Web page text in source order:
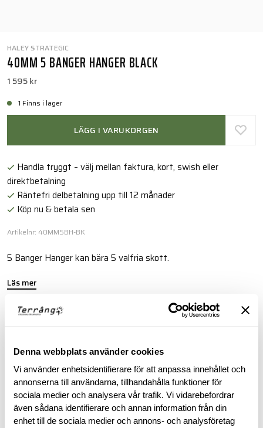
Denna webbplats använder cookies
Vi använder enhetsidentifierare för att anpassa innehållet och
annonserna till användarna, tillhandahålla funktioner för
sociala medier och analysera vår trafik. Vi vidarebefordrar
även sådana identifierare och annan information från din
enhet till de sociala medier och annons- och analysföretag
HALEY STRATEGIC
40MM 5 BANGER HANGER BLACK
1 595 kr
1 Finns i lager
LÄGG I VARUKORGEN
Handla tryggt – välj mellan faktura, kort, swish eller
direktbetalning
Räntefri delbetalning upp till 12 månader
Köp nu & betala sen
Artikelnr: 40MM5BH-BK
5 Banger Hanger kan bära 5 valfria skott.
Läs mer
BESKRIVNING
RECENSIONER
OM VARUMÄRKET